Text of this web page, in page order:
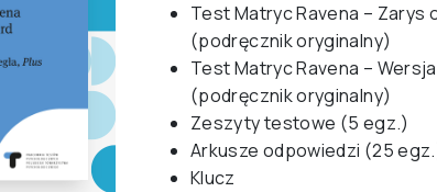
Test Matryc Ravena – Zarys
(podręcznik oryginalny)
Test Matryc Ravena –
(podręcznik oryginalny)
Zeszyty testowe (5 egz.)
Arkusze odpowiedzi (25
Klucz